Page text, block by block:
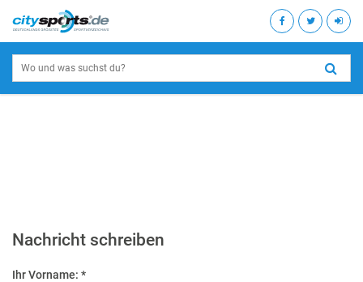
Nachricht schreiben
Ihr Vorname: *